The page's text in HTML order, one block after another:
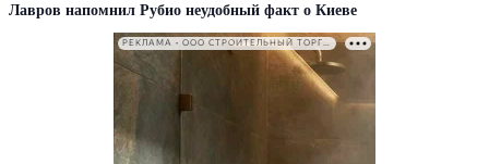
Лавров напомнил Рубио неудобный факт о Киеве
РЕКЛАМА • ООО СТРОИТЕЛЬНЫЙ ТОРГОВЫЙ ДОМ «ПЕТРОВИЧ». ИНН: 7802348846